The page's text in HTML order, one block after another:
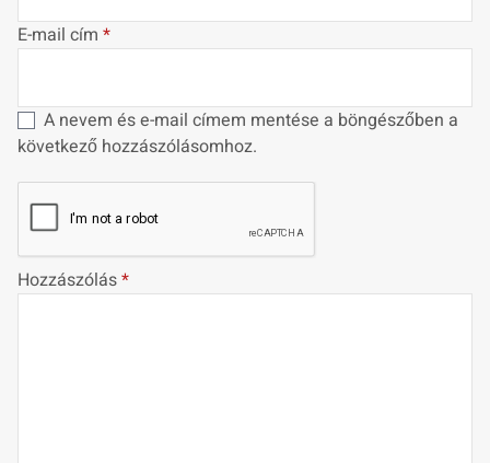
E-mail cím *
A nevem és e-mail címem mentése a böngészőben a
következő hozzászólásomhoz.
Hozzászólás*